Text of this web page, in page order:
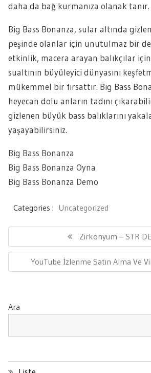
daha da bağ kurmanıza olanak tanır.
Big Bass Bonanza, sular altında
peşinde olanlar için unutulmaz bir
etkinlik, macera arayan balıkçılar
sualtının büyüleyici dünyasını
mükemmel bir fırsattır. Big Bass
heyecan dolu anların tadını
gizlenen büyük bass balıklarını
yaşayabilirsiniz.
Big Bass Bonanza
Big Bass Bonanza Oyna
Big Bass Bonanza Demo
Categories : Uncategorized
Previous
Post:
Zirkonyum – STR
Next
Post:
YouTube İzlenme Satın Alma Ve
Ara